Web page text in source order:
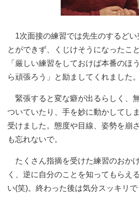
1次面接の練習では先生のするどい
とができず、くじけそうになったこ
「厳しい練習をしておけば本番のほ
ら頑張ろう」と励ましてくれました。
緊張すると変な癖が出るらしく、
ついていたり、手を妙に動かしてし
受けました。態度や目線、姿勢を崩
も忘れないで。
たくさん指摘を受けた練習のおか
く、逆に自分のことを知ってもらえ
い(笑)。終わった後は気分スッキリで